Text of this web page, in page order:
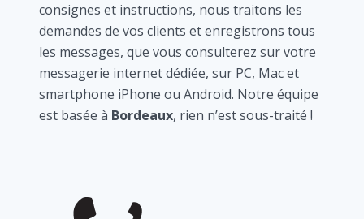
consignes et instructions, nous traitons les
demandes de vos clients et enregistrons tous
les messages, que vous consulterez sur votre
messagerie internet dédiée, sur PC, Mac et
smartphone iPhone ou Android. Notre équipe
est basée à Bordeaux, rien n’est sous-traité !